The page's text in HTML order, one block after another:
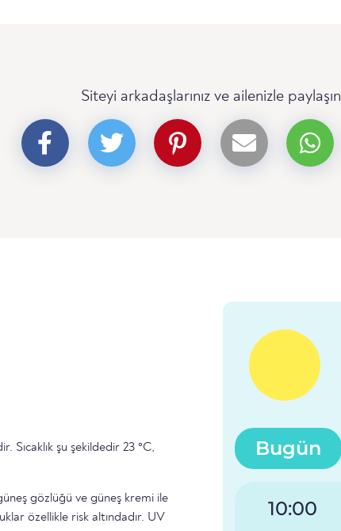
Siteyi arkadaşlarınız ve ailenizle paylaşın
Sıcaklık şu şekildedir 23 °C,
gözlüğü ve güneş kremi ile
özellikle risk altındadır. UV
Bugün
10:00